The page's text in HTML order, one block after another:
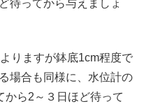
待ってから与えましょ
りますが鉢底1cm程度で
場合も同様に、水位計の
から2～３日ほど待って